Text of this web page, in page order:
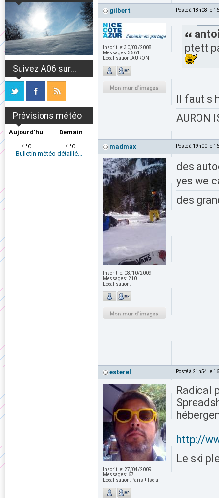
Suivez A06 sur...
Prévisions météo
Aujourd'hui
/ °C
Demain
/ °C
Bulletin météo détaillé...
gilbert Posté à 18h08 le
Inscrit le:30/03/2008
Messages:3561
Localisation:AURON
ptett
Il faut s
AURON
madmax Posté à 19h00 le
Inscrit le: 08/10/2009
Messages: 210
Localisation:
des
yes we
des
esterel Posté à 21h54 le
Inscrit le: 27/04/2009
Messages: 67
Localisation: Paris + Isola
Radical
http://
Le ski